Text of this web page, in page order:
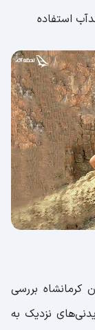
استفاده
کرمانشاه بررسی
نزدیک به